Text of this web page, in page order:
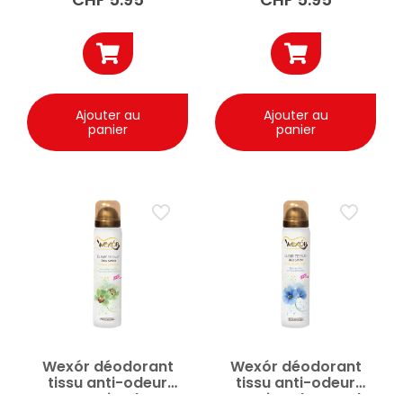
Ajouter au
panier
Ajouter au
panier
Wexór déodorant
tissu anti-odeur
Wexór déodorant
tissu anti-odeur